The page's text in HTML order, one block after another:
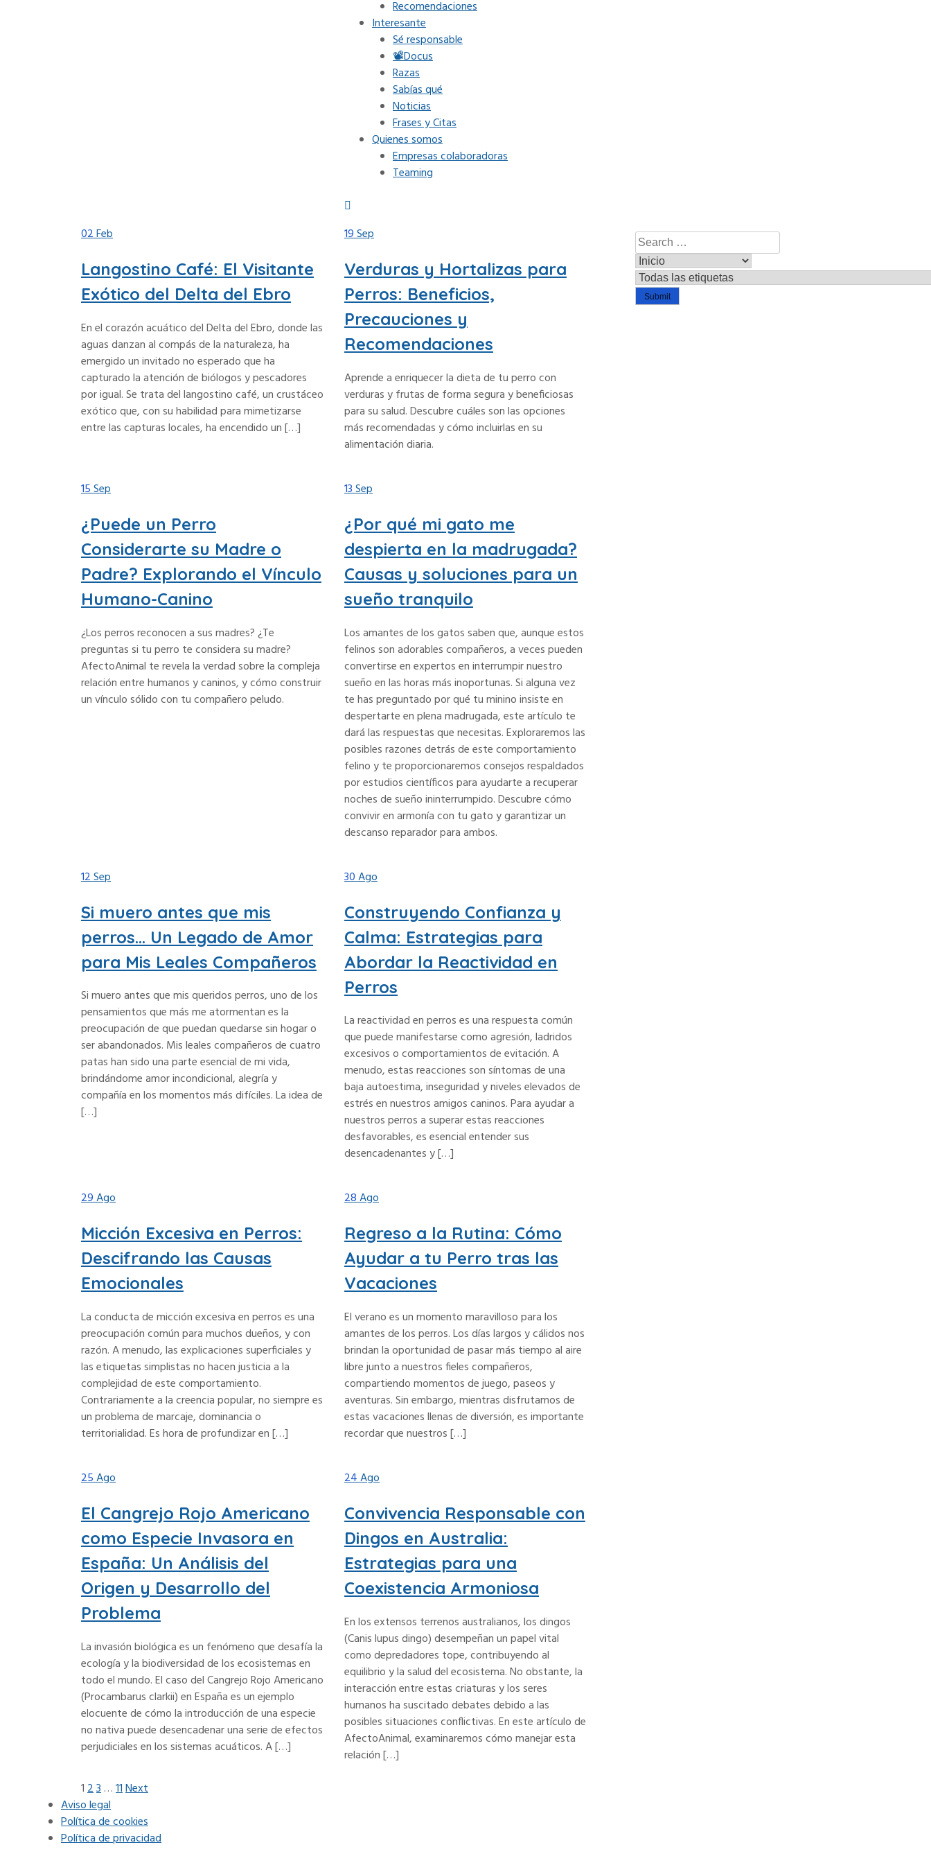
Recomendaciones
Interesante
Sé responsable
📽Docus
Razas
Sabías qué
Noticias
Frases y Citas
Quienes somos
Empresas colaboradoras
Teaming
02Feb
Langostino Café: El Visitante
Exótico del Delta del Ebro
En el corazón acuático del Delta del Ebro, donde las
aguas danzan al compás de la naturaleza, ha
emergido un invitado no esperado que ha
capturado la atención de biólogos y pescadores
por igual. Se trata del langostino café, un crustáceo
exótico que, con su habilidad para mimetizarse
entre las capturas locales, ha encendido un […]
19Sep
Verduras y Hortalizas para
Perros: Beneficios,
Precauciones y
Recomendaciones
Aprende a enriquecer la dieta de tu perro con
verduras y frutas de forma segura y beneficiosas
para su salud. Descubre cuáles son las opciones
más recomendadas y cómo incluirlas en su
alimentación diaria.
15Sep
¿Puede un Perro
Considerarte su Madre o
Padre? Explorando el Vínculo
Humano-Canino
¿Los perros reconocen a sus madres? ¿Te
preguntas si tu perro te considera su madre?
AfectoAnimal te revela la verdad sobre la compleja
relación entre humanos y caninos, y cómo construir
un vínculo sólido con tu compañero peludo.
13Sep
¿Por qué mi gato me
despierta en la madrugada?
Causas y soluciones para un
sueño tranquilo
Los amantes de los gatos saben que, aunque estos
felinos son adorables compañeros, a veces pueden
convertirse en expertos en interrumpir nuestro
sueño en las horas más inoportunas. Si alguna vez
te has preguntado por qué tu minino insiste en
despertarte en plena madrugada, este artículo te
dará las respuestas que necesitas. Exploraremos las
posibles razones detrás de este comportamiento
felino y te proporcionaremos consejos respaldados
por estudios científicos para ayudarte a recuperar
noches de sueño ininterrumpido. Descubre cómo
convivir en armonía con tu gato y garantizar un
descanso reparador para ambos.
12Sep
Si muero antes que mis
perros… Un Legado de Amor
para Mis Leales Compañeros
Si muero antes que mis queridos perros, uno de los
pensamientos que más me atormentan es la
preocupación de que puedan quedarse sin hogar o
ser abandonados. Mis leales compañeros de cuatro
patas han sido una parte esencial de mi vida,
brindándome amor incondicional, alegría y
compañía en los momentos más difíciles. La idea de
[…]
30Ago
Construyendo Confianza y
Calma: Estrategias para
Abordar la Reactividad en
Perros
La reactividad en perros es una respuesta común
que puede manifestarse como agresión, ladridos
excesivos o comportamientos de evitación. A
menudo, estas reacciones son síntomas de una
baja autoestima, inseguridad y niveles elevados de
estrés en nuestros amigos caninos. Para ayudar a
nuestros perros a superar estas reacciones
desfavorables, es esencial entender sus
desencadenantes y […]
29Ago
Micción Excesiva en Perros:
Descifrando las Causas
Emocionales
La conducta de micción excesiva en perros es una
preocupación común para muchos dueños, y con
razón. A menudo, las explicaciones superficiales y
las etiquetas simplistas no hacen justicia a la
complejidad de este comportamiento.
Contrariamente a la creencia popular, no siempre es
un problema de marcaje, dominancia o
territorialidad. Es hora de profundizar en […]
28Ago
Regreso a la Rutina: Cómo
Ayudar a tu Perro tras las
Vacaciones
El verano es un momento maravilloso para los
amantes de los perros. Los días largos y cálidos nos
brindan la oportunidad de pasar más tiempo al aire
libre junto a nuestros fieles compañeros,
compartiendo momentos de juego, paseos y
aventuras. Sin embargo, mientras disfrutamos de
estas vacaciones llenas de diversión, es importante
recordar que nuestros […]
25Ago
El Cangrejo Rojo Americano
como Especie Invasora en
España: Un Análisis del
Origen y Desarrollo del
Problema
La invasión biológica es un fenómeno que desafía la
ecología y la biodiversidad de los ecosistemas en
todo el mundo. El caso del Cangrejo Rojo Americano
(Procambarus clarkii) en España es un ejemplo
elocuente de cómo la introducción de una especie
no nativa puede desencadenar una serie de efectos
perjudiciales en los sistemas acuáticos. A […]
24Ago
Convivencia Responsable con
Dingos en Australia:
Estrategias para una
Coexistencia Armoniosa
En los extensos terrenos australianos, los dingos
(Canis lupus dingo) desempeñan un papel vital
como depredadores tope, contribuyendo al
equilibrio y la salud del ecosistema. No obstante, la
interacción entre estas criaturas y los seres
humanos ha suscitado debates debido a las
posibles situaciones conflictivas. En este artículo de
AfectoAnimal, examinaremos cómo manejar esta
relación […]
N
a
v
123…11Next
Aviso legal
Política de cookies
Política de privacidad